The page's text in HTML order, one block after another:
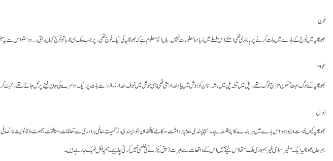
فوج
بھوٹانیہ میں فوج کے بارے میں بات کرنے پر پابندی تھی اسلئے اس سلسلے میں زیادہ معلومات نہیں۔ ہاں اتنا معلوم ہے کہ بھوٹانیہ کی ایک فوج تھی۔ پر جب ملک ہی نا رہا تو فوج کہاں رہتی۔۔ دوستو اس سے یہ
عوام
بھوٹانیہ کے لوگ بہت متلون مزاج لوگ تھے۔ پل میں تولہ پل میں ماشہ۔ نا ان کو ہوش میں یاد خدا رہتی تھی نا ہی جوش میں خوف خدا۔ زرا زرا سے بات پر ایک دوسرے کی جان لینے پر تل جاتے تھے۔ محبت
زوال
بھوٹانیہ کیوں نیست و نابود ہوا اس بارے میں ہر بندے کا اپنا فلسفہ ہے۔ انتہا پسندی، عدم برداشت، مکالمے کا فقدان، خود پسندی، نرگسیت، عالمی برادری سے تعلقات، منافقت، جھوٹ، لا قانونیت، نا
بہرحال بھوٹانیہ ایک "غیر اسلامی غیر جمہوری ملک” تھا اس لیے ہمیں اس کے واقعات سے عبرت/سبق پکڑنے کی غلطی نہیں کرنی چاہیے۔ ہم بالکل ٹھیک جا رہے ہیں۔